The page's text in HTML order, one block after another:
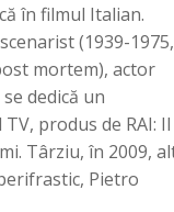
în filmul Italian.
(1939-1975,
mortem), actor
dedică un
produs de RAI: Il
Târziu, în 2009,
Pietro